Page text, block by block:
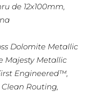
de 12x100mm,
Dolomite Metallic
Majesty Metallic
Engineered™,
Routing,